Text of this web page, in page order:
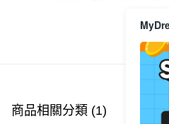
每筆HK$40.00，滿HK$350.00或以
付款後順豐站及營業點
商品
商品相關分類 (1)